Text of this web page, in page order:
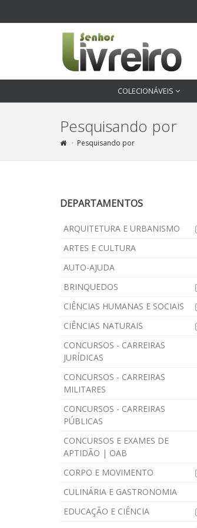
COLECIONÁVEIS
Pesquisando por
Pesquisando por
DEPARTAMENTOS
ARQUITETURA E URBANISMO
ARTES E CULTURA
AUTO-AJUDA
BRINQUEDOS
CIÊNCIAS HUMANAS E SOCIAIS
CIÊNCIAS NATURAIS
CONCURSOS - CARREIRAS
JURÍDICAS
CONCURSOS - CARREIRAS
MILITARES
CONCURSOS - CARREIRAS
PÚBLICAS
CONCURSOS E EXAMES DE
APTIDÃO | OAB
CORPO E MOVIMENTO
CULINÁRIA E GASTRONOMIA
EDUCAÇÃO E CIÊNCIA